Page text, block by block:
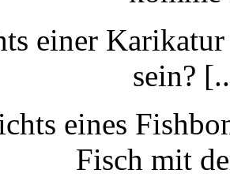
einer
sein?
eines
Fisch mit